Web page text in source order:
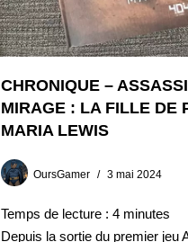
CHRONIQUE –
MIRAGE : LA FILLE DE
MARIA LEWIS
OursGamer 3 mai 2024
Temps de lecture : 4 minutes
Depuis la sortie du premier jeu